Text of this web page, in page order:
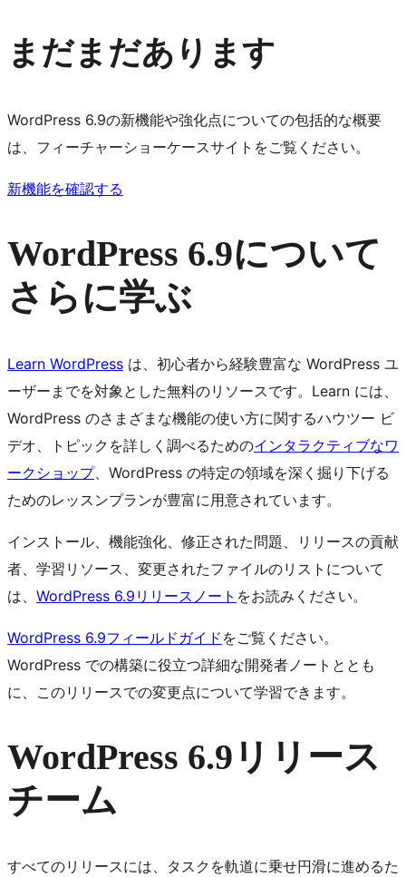
まだまだあります
WordPress 6.9の新機能や強化点についての包括的な概要
は、フィーチャーショーケースサイトをご覧ください。
新機能を確認する
WordPress 6.9について
さらに学ぶ
Learn WordPress は、初心者から経験豊富な WordPress ユ
ーザーまでを対象とした無料のリソースです。Learn には、
WordPress のさまざまな機能の使い方に関するハウツー ビ
デオ、トピックを詳しく調べるためのインタラクティブなワ
ークショップ、WordPress の特定の領域を深く掘り下げる
ためのレッスンプランが豊富に用意されています。
インストール、機能強化、修正された問題、リリースの貢献
者、学習リソース、変更されたファイルのリストについて
は、 WordPress 6.9リリースノート をお読みください。
WordPress 6.9フィールドガイド をご覧ください。
WordPress での構築に役立つ詳細な開発者ノートととも
に、このリリースでの変更点について学習できます。
WordPress 6.9リリース
チーム
すべてのリリースには、タスクを軌道に乗せ円滑に進めるた